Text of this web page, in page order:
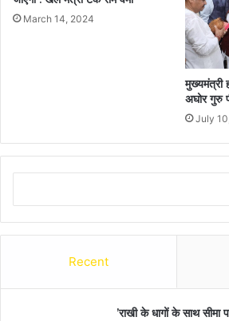
March 14, 2024
मुख्यमंत्री
अघोर गुरु
July
Recent
’राखी के धागों के साथ सीमा